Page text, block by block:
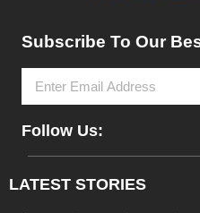
Subscribe To Our
Follow Us:
LATEST STORIES